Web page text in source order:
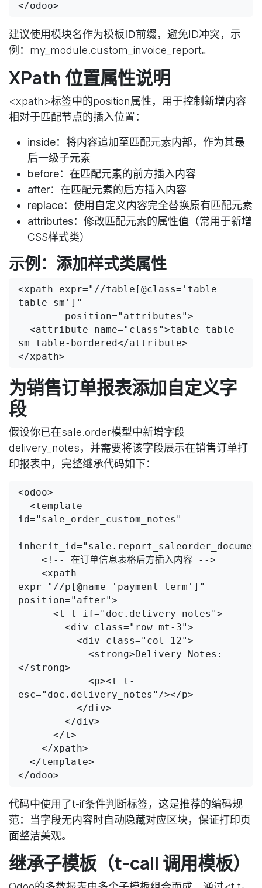
建议使用模块名作为模板ID前缀，避免ID冲突，示
例：my_module.custom_invoice_report。
XPath 位置属性说明
<xpath>标签中的position属性，用于控制新增内容
相对于匹配节点的插入位置：
inside：将内容追加至匹配元素内部，作为其最
后一级子元素
before：在匹配元素的前方插入内容
after：在匹配元素的后方插入内容
replace：使用自定义内容完全替换原有匹配元素
attributes：修改匹配元素的属性值（常用于新增
CSS样式类）
示例：添加样式类属性
<xpath expr="//table[@class='table
table-sm']"
sm table-bordered</attribute>
为销售订单报表添加自定义字
段
假设你已在sale.order模型中新增字段
delivery_notes，并需要将该字段展示在销售订单打
印报表中，完整继承代码如下：
<odoo>
id="sale_order_custom_notes"
expr="//p[@name='payment_term']"
position="after">
</strong>
esc="doc.delivery_notes"/></p>
代码中使用了t-if条件判断标签，这是推荐的编码规
范：当字段无内容时自动隐藏对应区块，保证打印页
面整洁美观。
继承子模板（t-call 调用模板）